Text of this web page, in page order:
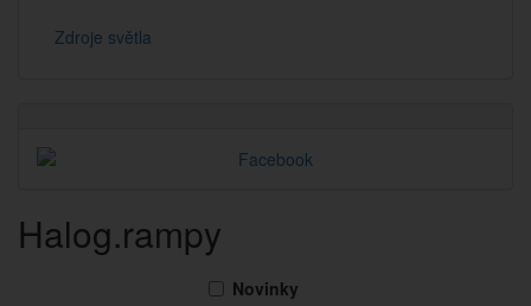
Zdroje světla
Halog.rampy
Novinky